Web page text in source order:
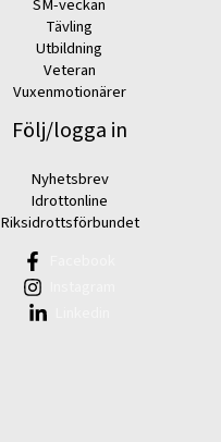
SM-veckan
Tävling
Utbildning
Veteran
Vuxenmotionärer
Följ/logga in
Nyhetsbrev
Idrottonline
Riksidrottsförbundet